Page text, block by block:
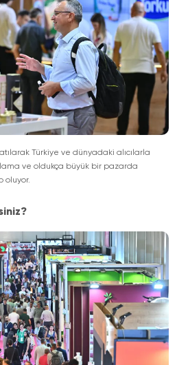
Türkiye ve dünyadaki alıcılarla
ve oldukça büyük bir pazarda
oluyor.